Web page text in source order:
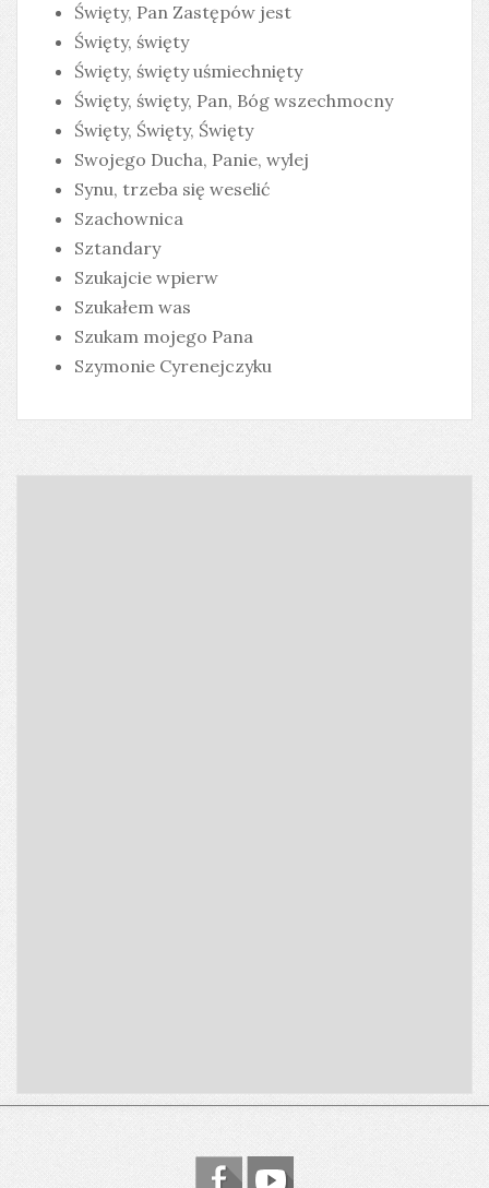
Święty, Pan Zastępów jest
Święty, święty
Święty, święty uśmiechnięty
Święty, święty, Pan, Bóg wszechmocny
Święty, Święty, Święty
Swojego Ducha, Panie, wylej
Synu, trzeba się weselić
Szachownica
Sztandary
Szukajcie wpierw
Szukałem was
Szukam mojego Pana
Szymonie Cyrenejczyku